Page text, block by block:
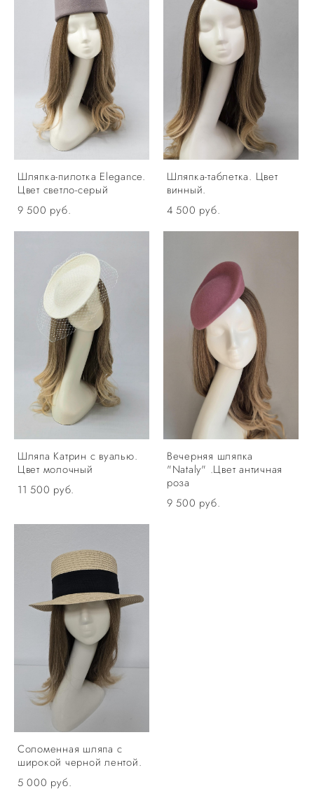
Шляпка-пилотка Elegance.
Цвет светло-серый
9 500 pуб.
Шляпка-таблетка. Цвет
винный.
4 500 pуб.
Шляпа Катрин с вуалью.
Цвет молочный
11 500 pуб.
Вечерняя шляпка
"Nataly" .Цвет античная
роза
9 500 pуб.
Соломенная шляпа с
широкой черной лентой.
5 000 pуб.